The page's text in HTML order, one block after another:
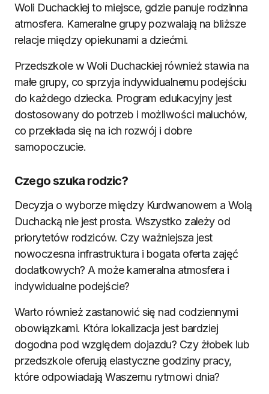
Woli Duchackiej to miejsce, gdzie panuje rodzinna
atmosfera. Kameralne grupy pozwalają na bliższe
relacje między opiekunami a dziećmi.
Przedszkole w Woli Duchackiej również stawia na
małe grupy, co sprzyja indywidualnemu podejściu
do każdego dziecka. Program edukacyjny jest
dostosowany do potrzeb i możliwości maluchów,
co przekłada się na ich rozwój i dobre
samopoczucie.
Czego szuka rodzic?
Decyzja o wyborze między Kurdwanowem a Wolą
Duchacką nie jest prosta. Wszystko zależy od
priorytetów rodziców. Czy ważniejsza jest
nowoczesna infrastruktura i bogata oferta zajęć
dodatkowych? A może kameralna atmosfera i
indywidualne podejście?
Warto również zastanowić się nad codziennymi
obowiązkami. Która lokalizacja jest bardziej
dogodna pod względem dojazdu? Czy żłobek lub
przedszkole oferują elastyczne godziny pracy,
które odpowiadają Waszemu rytmowi dnia?